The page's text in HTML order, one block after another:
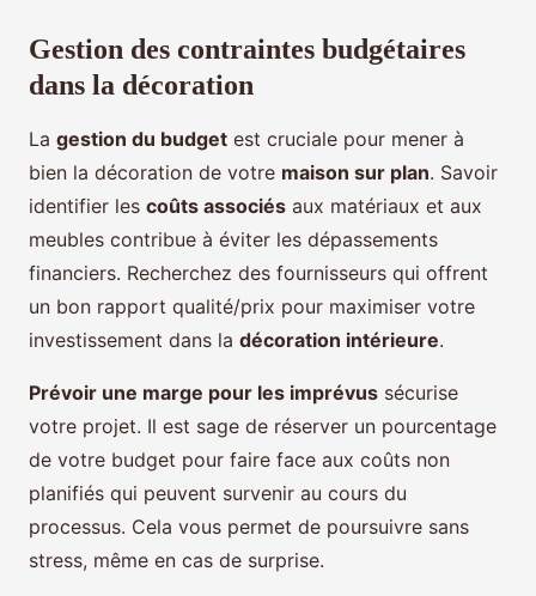
Gestion des contraintes budgétaires
dans la décoration
La gestion du budget est cruciale pour mener à
bien la décoration de votre maison sur plan. Savoir
identifier les coûts associés aux matériaux et aux
meubles contribue à éviter les dépassements
financiers. Recherchez des fournisseurs qui offrent
un bon rapport qualité/prix pour maximiser votre
investissement dans la décoration intérieure.
Prévoir une marge pour les imprévus sécurise
votre projet. Il est sage de réserver un pourcentage
de votre budget pour faire face aux coûts non
planifiés qui peuvent survenir au cours du
processus. Cela vous permet de poursuivre sans
stress, même en cas de surprise.